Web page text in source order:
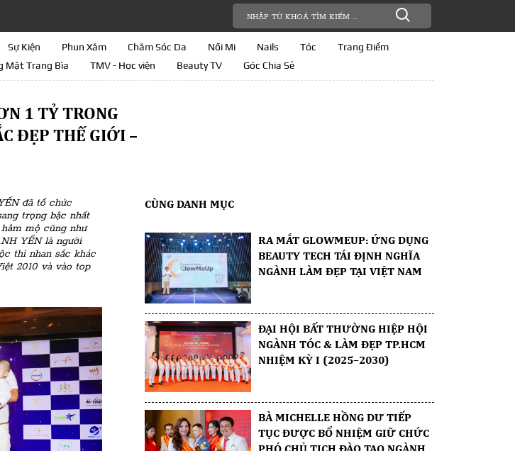
Sự Kiện Phun Xăm Chăm Sóc Da Nối Mi Nails Tóc
Trang Điểm
Mặt Trang Bìa TMV - Học viện Beauty TV Góc Chia Sẻ
1 TỶ TRONG
ĐẸP THẾ GIỚI –
đã tổ chức
trọng bậc nhất
mộ cũng như
YẾN là người
thi nhan sắc khác
2010 và vào top
CÙNG DANH MỤC
RA MẮT GLOWMEUP: ỨNG DỤNG
BEAUTY TECH TÁI ĐỊNH NGHĨA
NGÀNH LÀM ĐẸP TẠI VIỆT NAM
ĐẠI HỘI BẤT THƯỜNG HIỆP HỘI
NGÀNH TÓC & LÀM ĐẸP TP.HCM
NHIỆM KỲ I (2025–2030)
BÀ MICHELLE HỒNG DƯ TIẾP
TỤC ĐƯỢC BỔ NHIỆM GIỮ CHỨC